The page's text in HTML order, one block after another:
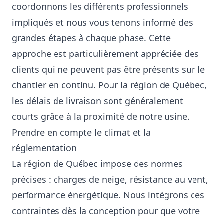
coordonnons les différents professionnels
impliqués et nous vous tenons informé des
grandes étapes à chaque phase. Cette
approche est particulièrement appréciée des
clients qui ne peuvent pas être présents sur le
chantier en continu. Pour la région de Québec,
les délais de livraison sont généralement
courts grâce à la proximité de notre usine.
Prendre en compte le climat et la
réglementation
La région de Québec impose des normes
précises : charges de neige, résistance au vent,
performance énergétique. Nous intégrons ces
contraintes dès la conception pour que votre